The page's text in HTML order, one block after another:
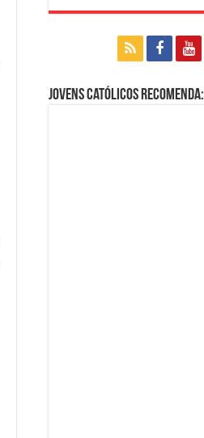
Jovens Católicos Recomenda: